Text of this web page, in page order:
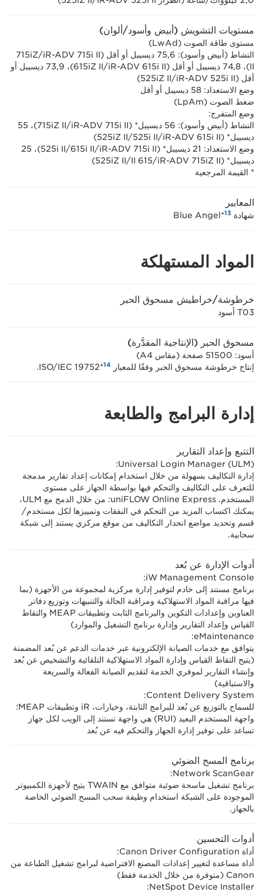
مستويات التشويش (أبيض وأسود/ألوان)
مستوى طاقة الصوت (LwAd)
النشاط (أبيض وأسود): 75,6 ديسيبل أو أقل (iR-ADV 715i II/‏715iZ
II)، 74,8 ديسيبل أو أقل (iR-ADV 615i II/‏615iZ II)، 73,9 ديسيبل أو
أقل (iR-ADV 525i II/‏525iZ II)
وضع الاستعداد: 58 ديسيبل أو أقل
ضغط الصوت (LpAm)
وضع المتفرج:
النشاط (أبيض وأسود): 56 ديسيبل* (iR-ADV 715i II/‏715iZ II)، 55
ديسيبل* (‏iR-ADV 615i II/‏525i II/‏525iZ II)
وضع الاستعداد: 21 ديسيبل* (‏iR-ADV 715i II/‏615i II/‏525i II)، 25
ديسيبل* (‏iR-ADV 715iZ II/‏615 II/‏525iZ II)
* القيمة المرجعية
المعايير
شهادة Blue Angel* 13
المواد المستهلكة
خرطوشة/خراطيش مسحوق الحبر
T03 أسود
مسحوق الحبر (الإنتاجية المقدَّرة)
أسود: 51500 صفحة (مقاس A4)
إنتاج خرطوشة مسحوق الحبر وفقًا للمعيار ISO/IEC 19752*
14
.
إدارة البرامج والطابعة
التتبع وإعداد التقارير
Universal Login Manager (ULM):
إدارة التكاليف بسهولة من خلال استخدام إمكانات إعداد تقارير مدمجة
للتعرف على التكاليف والتحكم فيها بواسطة الجهاز على مستوى
المستخدم. uniFLOW Online Express: من خلال الدمج مع ULM،
يمكنك اكتساب المزيد من التحكم في النفقات وتمييزها لكل مستخدم/
قسم وتحديد مواضع انحدار التكاليف من موقع مركزي يستند إلى شبكة
سحابية.
أدوات الإدارة عن بُعد
iW Management Console:
برنامج مستند إلى خادم لتوفير إدارة مركزية لمجموعة من الأجهزة (بما
فيها مراقبة المواد الاستهلاكية ومراقبة الحالة والتنبيهات وتوزيع دفاتر
العناوين وإعدادات التكوين والبرنامج الثابت وتطبيقات MEAP والتقاط
القياس وإعداد التقارير وإدارة برنامج التشغيل والموارد)
eMaintenance:
يتوافق مع خدمات الصيانة الإلكترونية عبر خدمات الدعم عن بُعد المضمنة
(يتيح التقاط القياس وإدارة المواد الاستهلاكية التلقائية والتشخيص عن بُعد
وإنشاء التقارير لموفري الخدمة لتقديم الصيانة الفعالة والسريعة
والاستباقية)
Content Delivery System:
للسماح بالتوزيع عن بُعد للبرامج الثابتة، وخيارات، iR وتطبيقات MEAP؛
واجهة المستخدم البعيد (RUI) هي واجهة تستند إلى الويب لكل جهاز
تساعد على توفير إدارة الجهاز والتحكم فيه عن بُعد
برنامج المسح الضوئي
Network ScanGear:
برنامج تشغيل ماسحة ضوئية متوافق مع TWAIN يتيح لأجهزة الكمبيوتر
الموجودة على الشبكة استخدام وظيفة سحب المسح الضوئي الخاصة
بالجهاز.
أدوات التحسين
أداة Canon Driver Configuration:
أداة مساعدة لتغيير إعدادات المصنع الافتراضية لبرامج تشغيل الطباعة من
Canon (متوفرة من خلال الخدمة فقط)
NetSpot Device Installer: